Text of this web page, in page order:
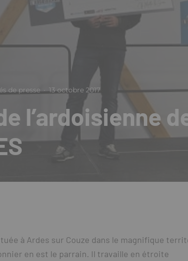
de presse · 13 octobre 2017
l’ardoisienne
à Ardes sur Couze dans le magnifique
en est le parrain. Il travaille en étroite